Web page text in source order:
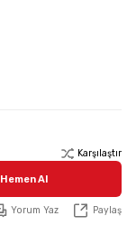
Karşılaştır
Hemen Al
Yorum Yaz
Paylaş